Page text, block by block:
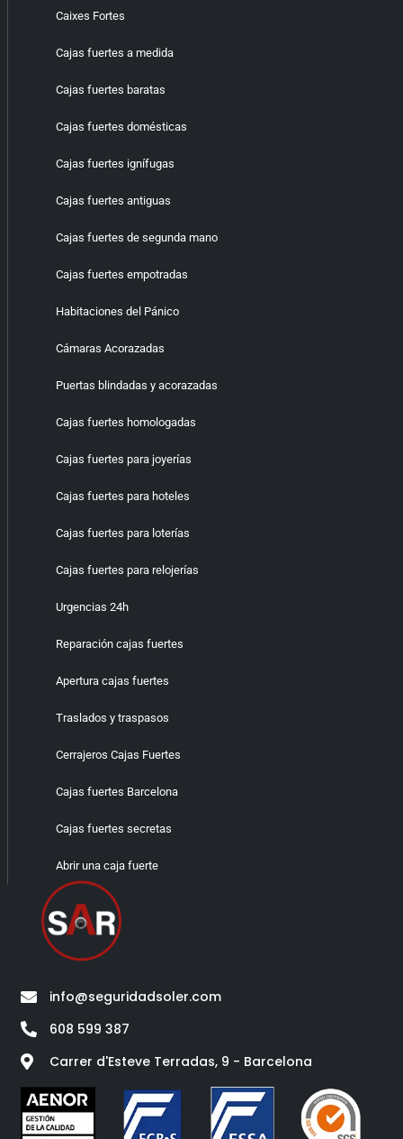
info@seguridadsoler.com
608 599 387
Carrer d'Esteve Terradas, 9 - Barcelona​
Caixes Fortes
Cajas fuertes a medida
Cajas fuertes baratas
Cajas fuertes domésticas
Cajas fuertes ignífugas
Cajas fuertes antiguas
Cajas fuertes de segunda mano
Cajas fuertes empotradas
Habitaciones del Pánico
Cámaras Acorazadas
Puertas blindadas y acorazadas
Cajas fuertes homologadas
Cajas fuertes para joyerías
Cajas fuertes para hoteles
Cajas fuertes para loterías
Cajas fuertes para relojerías
Urgencias 24h
Reparación cajas fuertes
Apertura cajas fuertes
Traslados y traspasos
Cerrajeros Cajas Fuertes
Cajas fuertes Barcelona
Cajas fuertes secretas
Abrir una caja fuerte